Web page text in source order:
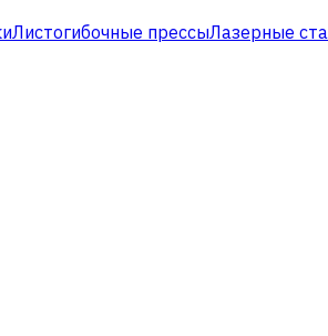
Листогибочные прессыЛазерные